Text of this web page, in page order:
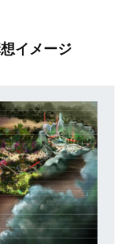
イメージ